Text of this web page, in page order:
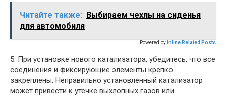
Читайте также: Выбираем чехлы на сиденья
для автомобиля
Powered by Inline Related Posts
5. При установке нового катализатора, убедитесь, что все
соединения и фиксирующие элементы крепко
закреплены. Неправильно установленный катализатор
может привести к утечке выхлопных газов или